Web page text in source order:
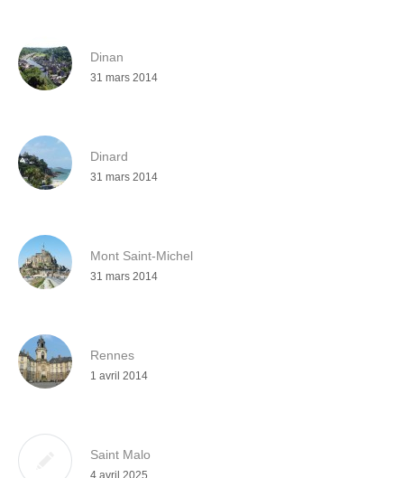
Dinan
31 mars 2014
Dinard
31 mars 2014
Mont Saint-Michel
31 mars 2014
Rennes
1 avril 2014
Saint Malo
4 avril 2025